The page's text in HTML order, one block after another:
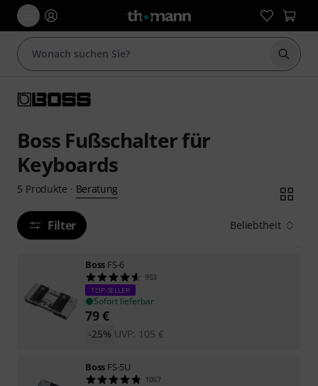
Suche
Boss Fußschalter für
Keyboards
5 Produkte · Beratung
Filter Beliebtheit
Boss FS-6
953
TOP-SELLER
Sofort lieferbar
79€
UVP: 105 €
-25%
Boss FS-5U
1067